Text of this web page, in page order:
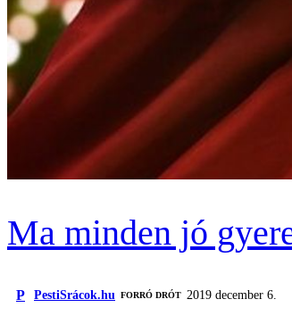
Ma minden jó
P PestiSrácok.hu FORRÓ DRÓT 2019 december 6.